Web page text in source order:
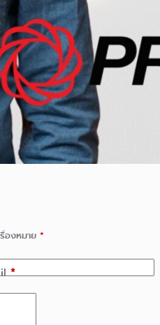
องหมาย *
*